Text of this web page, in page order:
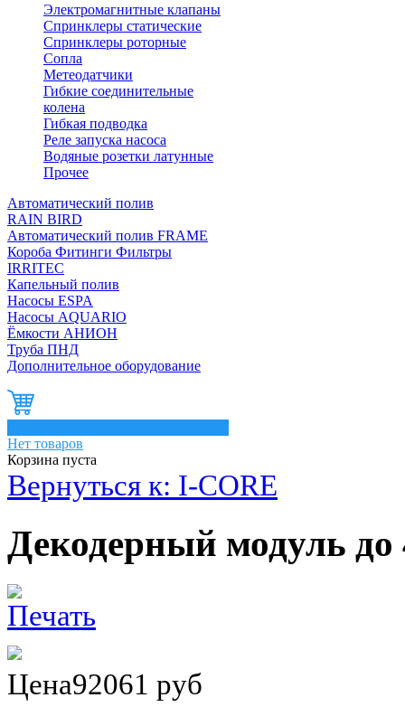
Электромагнитные клапаны
Спринклеры статические
Спринклеры роторные
Сопла
Метеодатчики
Гибкие соединительные
колена
Гибкая подводка
Реле запуска насоса
Водяные розетки латунные
Прочее
Автоматический полив
RAIN BIRD
Автоматический полив FRAME
Короба Фитинги Фильтры
IRRITEC
Капельный полив
Насосы ESPA
Насосы AQUARIO
Ёмкости АНИОН
Труба ПНД
Дополнительное оборудование
Нет товаров
Корзина пуста
Вернуться к: I-CORE
Декодерный модуль
Цена92061 руб